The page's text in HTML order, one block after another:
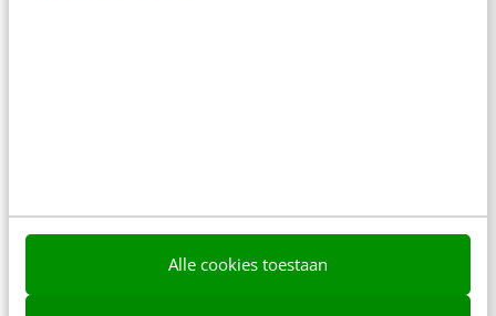
Alle cookies toestaan
redactie@frankwatching.com